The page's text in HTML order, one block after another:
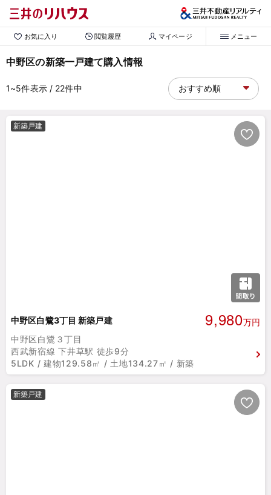
お気に入り 閲覧履歴 マイページ メニュー
中野区の新築一戸建て購入情報
1~5件表示/ 22件中
新築戸建
中野区白鷺3丁目 新築戸建 9,980万円
中野区白鷺３丁目
西武新宿線 下井草駅 徒歩9分
5LDK / 建物129.58㎡ / 土地134.27㎡ / 新築
新築戸建